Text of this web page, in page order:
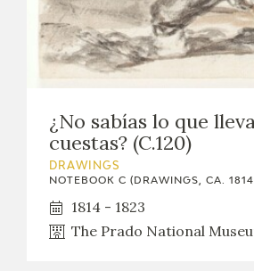
FRANCISCO DE GOYA
EL VIAJE DE GOYA
¿No sabías lo que
cuestas? (C.120)
DRAWINGS
NOTEBOOK C (DRAWINGS, CA.
1814 - 1823
The Prado National